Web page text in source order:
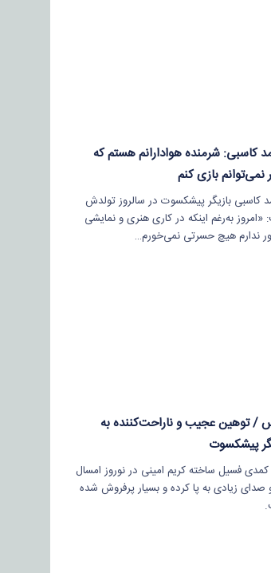
کاسبی: شرمنده هوادارانم هستم که
نمی‌توانم بازی کنم
کاسبی بازیگر پیشکسوت در سالروز تولدش
به‌رغم اینکه در کاری هنری و نمایشی
ندارم هیچ حسرتی نمی‌خورم…
/ توهین عجیب و ناراحت‌کننده به
پیشکسوت
کمدی فسیل ساخته کریم امینی در نوروز امسال
صدای زیادی به پا کرده و بسیار پرفروش شده